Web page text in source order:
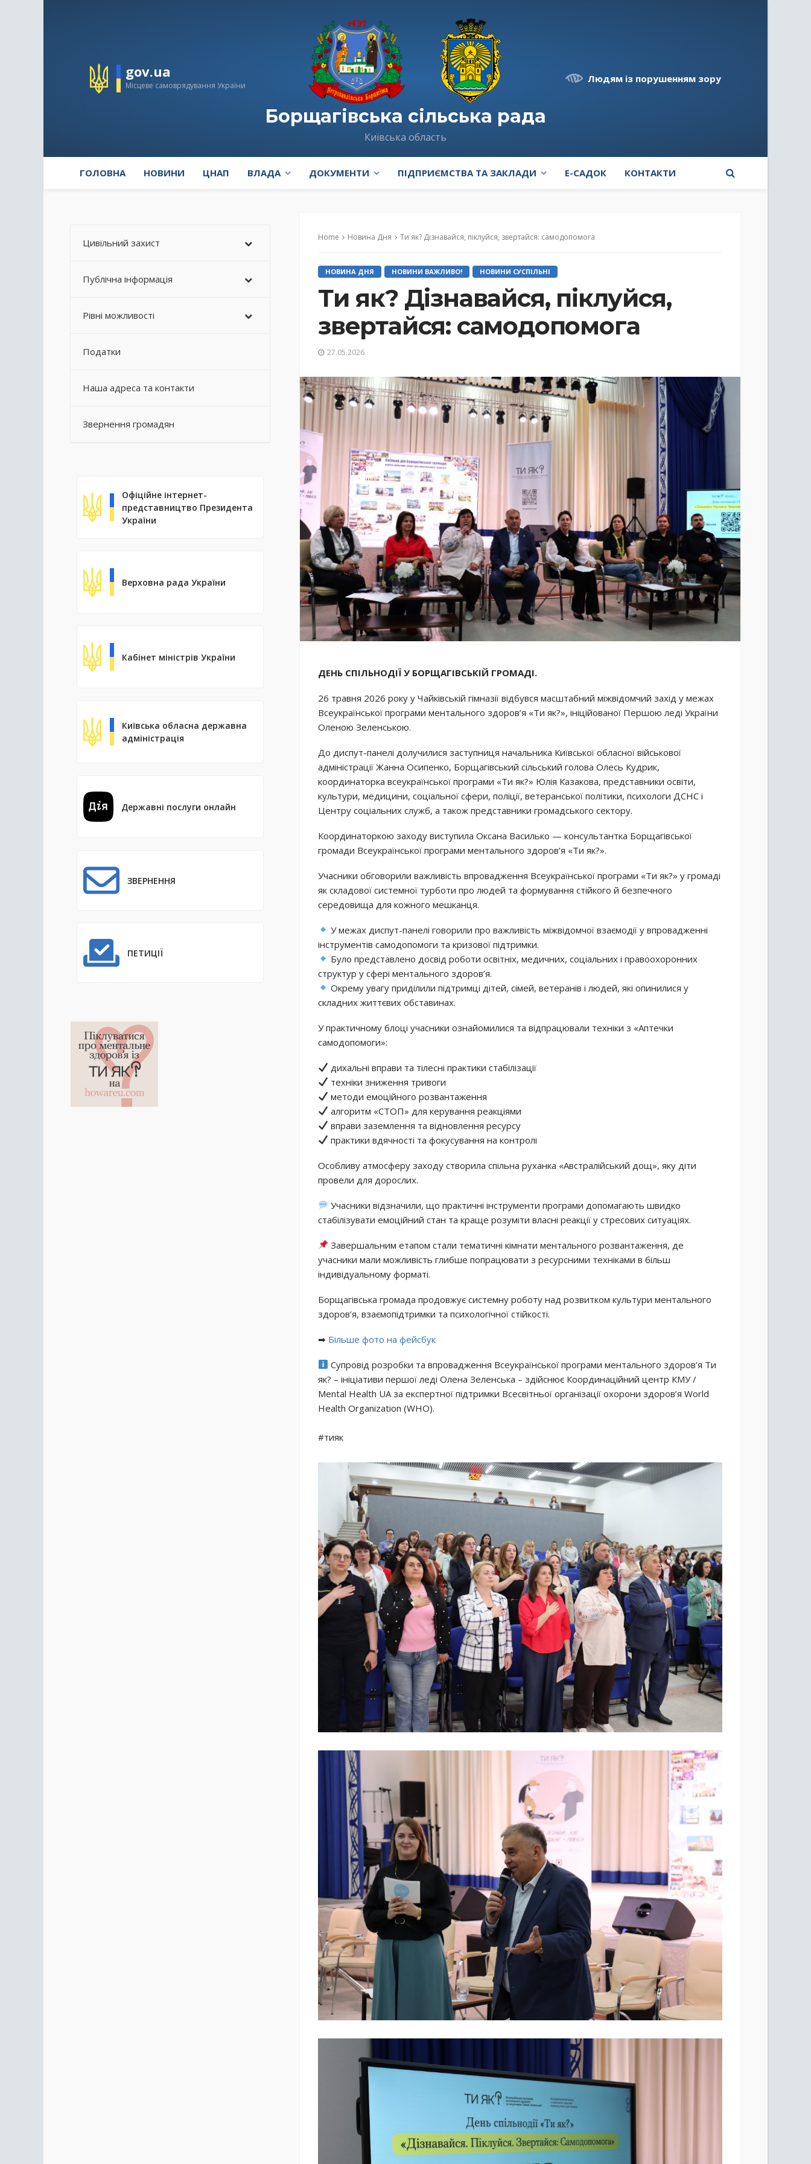
gov.ua
Місцеве самоврядування України
Борщагівська сільська рада
Київська область
Людям із порушенням зору
ГОЛОВНА НОВИНИ ЦНАП ВЛАДА ДОКУМЕНТИ ПІДПРИЄМСТВА ТА ЗАКЛАДИ E-САДОК КОНТАКТИ
Home Новина Дня Ти як? Дізнавайся, піклуйся, звертайся: самодопомога
НОВИНА ДНЯ НОВИНИ ВАЖЛИВО! НОВИНИ СУСПІЛЬНІ
Ти як? Дізнавайся, піклуйся,
звертайся: самодопомога
27.05.2026
ДЕНЬ СПІЛЬНОДІЇ У БОРЩАГІВСЬКІЙ ГРОМАДІ.
26 травня 2026 року у Чайківській гімназії відбувся масштабний міжвідомчий захід у межах
Всеукраїнської програми ментального здоров’я «Ти як?», ініційованої Першою леді України
Оленою Зеленською.
До диспут-панелі долучилися заступниця начальника Київської обласної військової
адміністрації Жанна Осипенко, Борщагівський сільський голова Олесь Кудрик,
координаторка всеукраїнської програми «Ти як?» Юлія Казакова, представники освіти,
культури, медицини, соціальної сфери, поліції, ветеранської політики, психологи ДСНС і
Центру соціальних служб, а також представники громадського сектору.
Координаторкою заходу виступила Оксана Василько — консультантка Борщагівської
громади Всеукраїнської програми ментального здоров’я «Ти як?».
Учасники обговорили важливість впровадження Всеукраїнської програми «Ти як?» у громаді
як складової системної турботи про людей та формування стійкого й безпечного
середовища для кожного мешканця.
У межах диспут-панелі говорили про важливість міжвідомчої взаємодії у впровадженні
інструментів самодопомоги та кризової підтримки.
Було представлено досвід роботи освітніх, медичних, соціальних і правоохоронних
структур у сфері ментального здоров’я.
Окрему увагу приділили підтримці дітей, сімей, ветеранів і людей, які опинилися у
складних життєвих обставинах.
У практичному блоці учасники ознайомилися та відпрацювали техніки з «Аптечки
самодопомоги»:
дихальні вправи та тілесні практики стабілізації
техніки зниження тривоги
методи емоційного розвантаження
алгоритм «СТОП» для керування реакціями
вправи заземлення та відновлення ресурсу
практики вдячності та фокусування на контролі
Особливу атмосферу заходу створила спільна руханка «Австралійський дощ», яку діти
провели для дорослих.
Учасники відзначили, що практичні інструменти програми допомагають швидко
стабілізувати емоційний стан та краще розуміти власні реакції у стресових ситуаціях.
Завершальним етапом стали тематичні кімнати ментального розвантаження, де
учасники мали можливість глибше попрацювати з ресурсними техніками в більш
індивідуальному форматі.
Борщагівська громада продовжує системну роботу над розвитком культури ментального
здоров’я, взаємопідтримки та психологічної стійкості.
➡ ️Більше фото на фейсбук
Супровід розробки та впровадження Всеукраїнської програми ментального здоров’я Ти
як? – ініціативи першої леді Олена Зеленська – здійснює Координаційний центр КМУ /
Mental Health UA за експертної підтримки Всесвітньої організації охорони здоров’я World
Health Organization (WHO).
#тияк
Цивільний захист
Публічна інформація
Рівні можливості
Податки
Наша адреса та контакти
Звернення громадян
Офіційне інтернет-
представництво Президента
України
Верховна рада України
Кабінет міністрів України
Київська обласна державна
адміністрація
Державні послуги онлайн
ЗВЕРНЕННЯ
ПЕТИЦІЇ